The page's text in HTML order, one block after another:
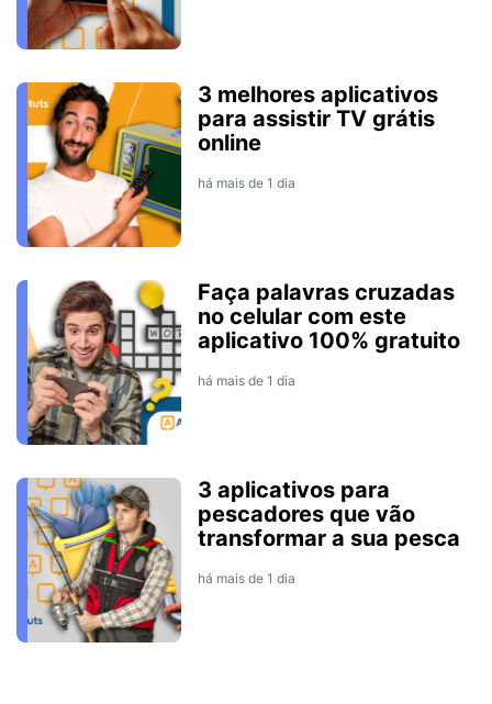
3 melhores aplicativos
para assistir TV grátis
online
há mais de 1 dia
Faça palavras cruzadas
no celular com este
aplicativo 100% gratuito
há mais de 1 dia
3 aplicativos para
pescadores que vão
transformar a sua pesca
há mais de 1 dia